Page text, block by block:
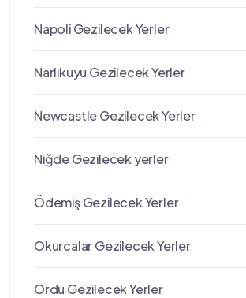
Napoli Gezilecek Yerler
Narlıkuyu Gezilecek Yerler
Newcastle Gezilecek Yerler
Niğde Gezilecek yerler
Ödemiş Gezilecek Yerler
Okurcalar Gezilecek Yerler
Ordu Gezilecek Yerler